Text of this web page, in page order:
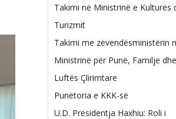
Takimi në Ministrinë e Kulturës
Turizmit
Takimi me zëvendësministërin
Ministrinë për Punë, Familje
Luftës Çlirimtare
Punëtoria e KKK-së
U.D. Presidentja Haxhiu: Roli i